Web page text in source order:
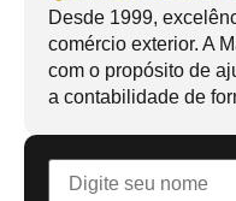
Desde 1999,
comércio exterior. A
com o propósito de
a contabilidade de